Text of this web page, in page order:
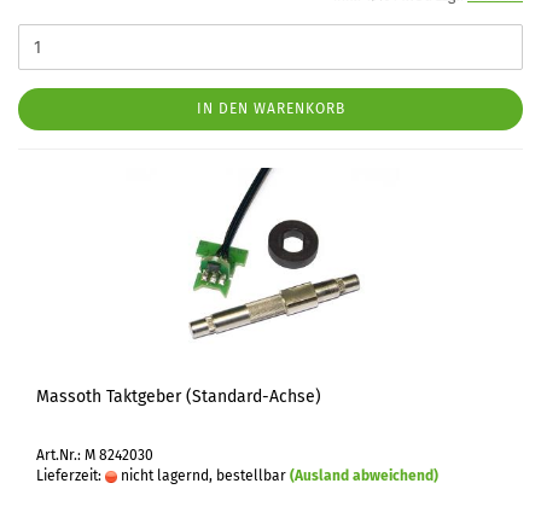
IN DEN WARENKORB
Massoth Taktgeber (Standard-Achse)
Art.Nr.: M 8242030
Lieferzeit:
nicht lagernd, bestellbar (Ausland abweichend)